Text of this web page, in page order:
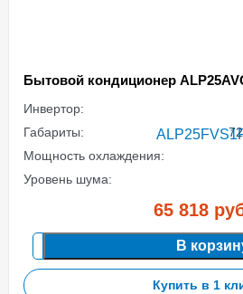
Бытовой кондиционер
Инвертор:
Габариты:
Мощность охлаждения:
Уровень шума:
65 818
В
Купить в 1